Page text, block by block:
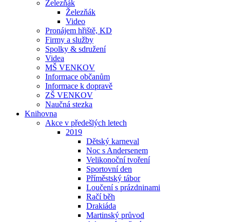
Železňák
Železňák
Video
Pronájem hřiště, KD
Firmy a služby
Spolky & sdružení
Videa
MŠ VENKOV
Informace občanům
Informace k dopravě
ZŠ VENKOV
Naučná stezka
Knihovna
Akce v předešlých letech
2019
Dětský karneval
Noc s Andersenem
Velikonoční tvoření
Sportovní den
Příměstský tábor
Loučení s prázdninami
Račí běh
Drakiáda
Martinský průvod